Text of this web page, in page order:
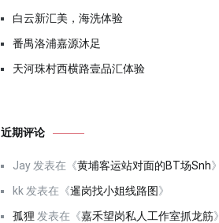
白云新汇美，海洗体验
番禺洛浦嘉源沐足
天河珠村西横路壹品汇体验
近期评论
Jay 发表在《黄埔客运站对面的BT场Snh》
kk 发表在《暹岗找小姐线路图》
孤狸 发表在《嘉禾望岗私人工作室抓龙筋》